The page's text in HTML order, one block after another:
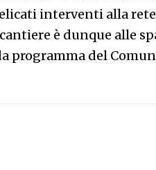
interventi alla
è dunque alle
programma del